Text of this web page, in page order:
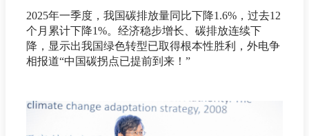
2025年一季度，我国碳排放量同比下降1.6%，过去12
个月累计下降1%。经济稳步增长、碳排放连续下
降，显示出我国绿色转型已取得根本性胜利，外电争
相报道“中国碳拐点已提前到来！”